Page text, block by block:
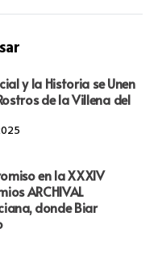
y la Historia se Unen
de la Villena del
en la XXXIV
ARCHIVAL
donde Biar